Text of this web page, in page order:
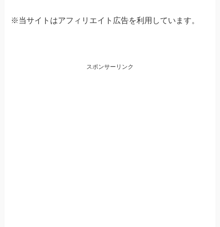
※当サイトはアフィリエイト広告を利用しています。
スポンサーリンク